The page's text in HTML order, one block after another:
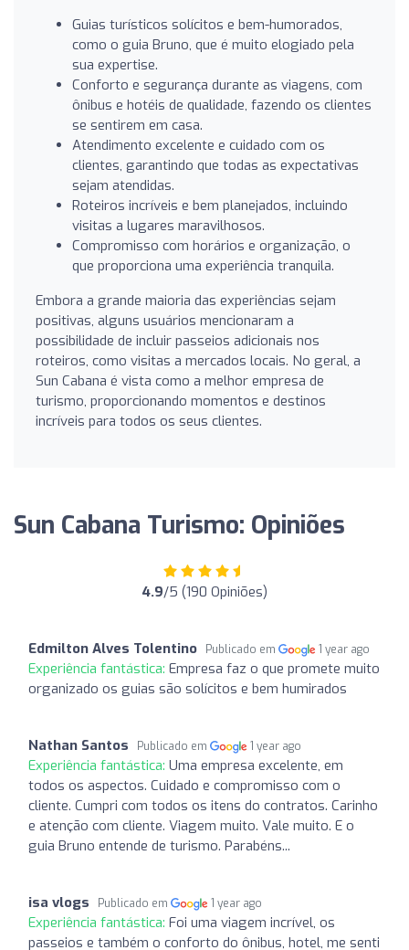
Guias turísticos solícitos e bem-humorados,
como o guia Bruno, que é muito elogiado pela
sua expertise.
Conforto e segurança durante as viagens, com
ônibus e hotéis de qualidade, fazendo os clientes
se sentirem em casa.
Atendimento excelente e cuidado com os
clientes, garantindo que todas as expectativas
sejam atendidas.
Roteiros incríveis e bem planejados, incluindo
visitas a lugares maravilhosos.
Compromisso com horários e organização, o
que proporciona uma experiência tranquila.
Embora a grande maioria das experiências sejam
positivas, alguns usuários mencionaram a
possibilidade de incluir passeios adicionais nos
roteiros, como visitas a mercados locais. No geral, a
Sun Cabana é vista como a melhor empresa de
turismo, proporcionando momentos e destinos
incríveis para todos os seus clientes.
Sun Cabana Turismo: Opiniões
4.9/5 (190 Opiniões)
Edmilton Alves Tolentino Publicado em 1 year ago
Experiência fantástica: Empresa faz o que promete muito
organizado os guias são solícitos e bem humirados
Nathan Santos Publicado em 1 year ago
Experiência fantástica: Uma empresa excelente, em
todos os aspectos. Cuidado e compromisso com o
cliente. Cumpri com todos os itens do contratos. Carinho
e atenção com cliente. Viagem muito. Vale muito. E o
guia Bruno entende de turismo. Parabéns...
isa vlogs Publicado em 1 year ago
Experiência fantástica: Foi uma viagem incrível, os
passeios e também o conforto do ônibus, hotel, me senti